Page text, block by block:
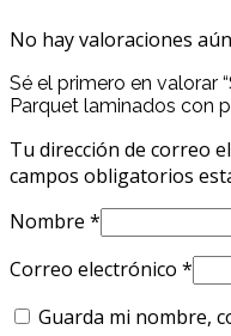
No hay valoraciones
Sé el primero en valorar
Parquet laminados con
Tu dirección de correo
campos obligatorios
Nombre *
Correo electrónico *
Guarda mi nombre,